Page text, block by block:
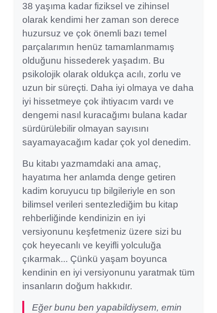
38 yaşıma kadar fiziksel ve zihinsel
olarak kendimi her zaman son derece
huzursuz ve çok önemli bazı temel
parçalarımın henüz tamamlanmamış
olduğunu hissederek yaşadım. Bu
psikolojik olarak oldukça acılı, zorlu ve
uzun bir süreçti. Daha iyi olmaya ve daha
iyi hissetmeye çok ihtiyacım vardı ve
dengemi nasıl kuracağımı bulana kadar
sürdürülebilir olmayan sayısını
sayamayacağım kadar çok yol denedim.
Bu kitabı yazmamdaki ana amaç,
hayatıma her anlamda denge getiren
kadim koruyucu tıp bilgileriyle en son
bilimsel verileri sentezlediğim bu kitap
rehberliğinde kendinizin en iyi
versiyonunu keşfetmeniz üzere sizi bu
çok heyecanlı ve keyifli yolculuğa
çıkarmak... Çünkü yaşam boyunca
kendinin en iyi versiyonunu yaratmak tüm
insanların doğum hakkıdır.
Eğer bunu ben yapabildiysem, emin